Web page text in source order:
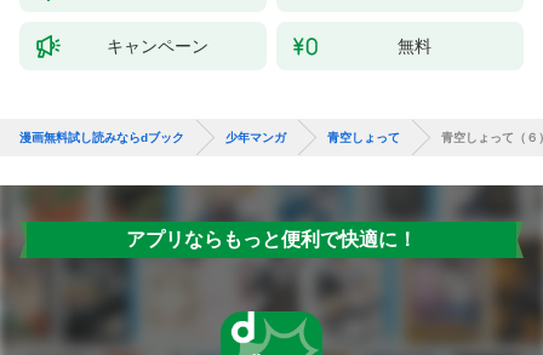
キャンペーン 無料
漫画無料試し読みならdブック 少年マンガ 青空しょって 青空しょって（６
アプリならもっと便利で快適に！